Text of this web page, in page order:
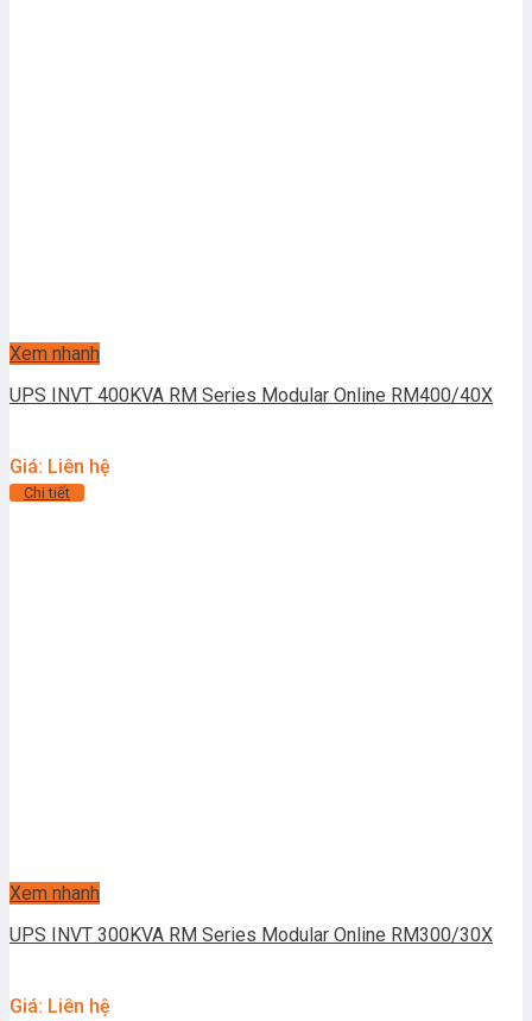
Xem nhanh
UPS INVT 400KVA RM Series Modular Online RM400/40X
Giá: Liên hệ
Chi tiết
Xem nhanh
UPS INVT 300KVA RM Series Modular Online RM300/30X
Giá: Liên hệ